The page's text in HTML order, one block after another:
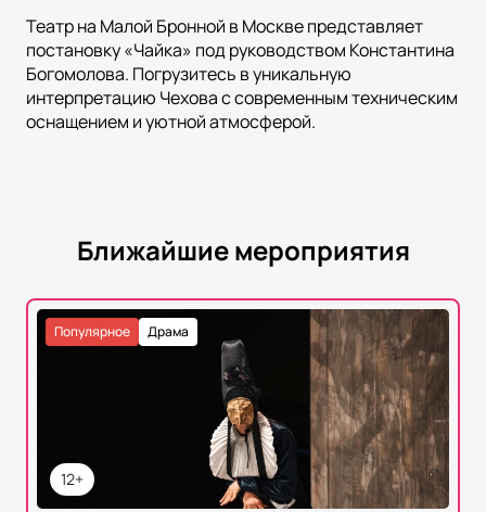
Театр на Малой Бронной в Москве представляет
постановку «Чайка» под руководством Константина
Богомолова. Погрузитесь в уникальную
интерпретацию Чехова с современным техническим
оснащением и уютной атмосферой.
Ближайшие мероприятия
12+
Драма
Популярное